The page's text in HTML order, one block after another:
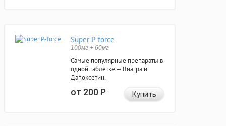
Super P-force
100мг + 60мг
Самые популярные препараты в
одной таблетке — Виагра и
Дапоксетин.
от 200Р Купить